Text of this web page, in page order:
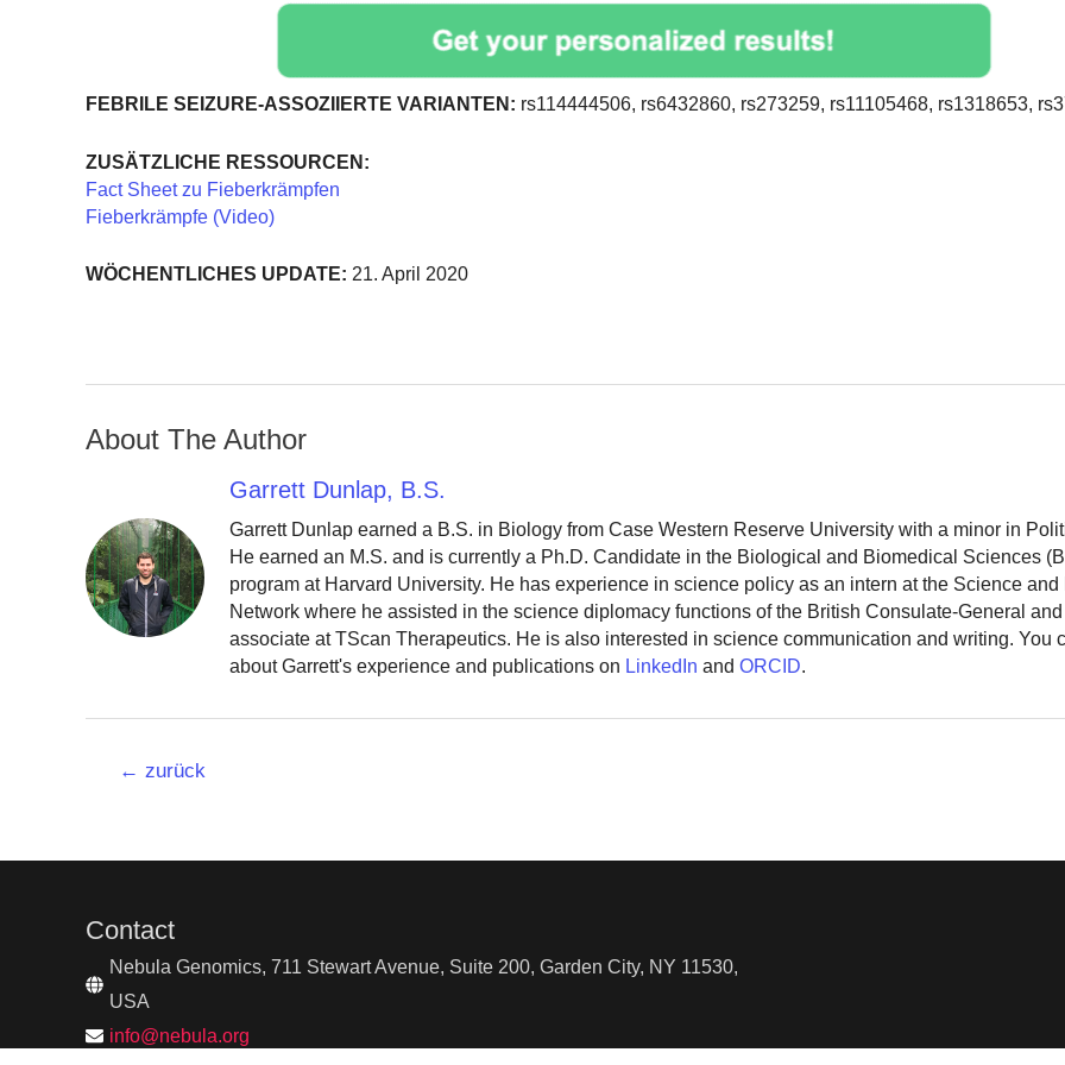
FEBRILE SEIZURE-ASSOZIIERTE VARIANTEN: rs114444506, rs6432860, rs273259, rs11105468, rs1318653,
ZUSÄTZLICHE RESSOURCEN:
Fact Sheet zu Fieberkrämpfen
Fieberkrämpfe (Video)
WÖCHENTLICHES UPDATE: 21. April 2020
About The Author
Garrett Dunlap, B.S.
Garrett Dunlap earned a B.S. in Biology from Case Western Reserve University with a minor in
He earned an M.S. and is currently a Ph.D. Candidate in the Biological and Biomedical Sciences
program at Harvard University. He has experience in science policy as an intern at the Science and
Network where he assisted in the science diplomacy functions of the British Consulate-General
associate at TScan Therapeutics. He is also interested in science communication and writing. You
about Garrett's experience and publications on LinkedIn andORCID.
Beitrags-
← zurück
Contact
Nebula Genomics, 711 Stewart Avenue, Suite 200, Garden City, NY 11530,
USA
info@nebula.org